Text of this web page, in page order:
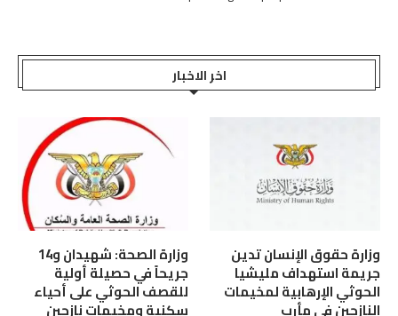
اخر الاخبار
وزارة حقوق الإنسان تدين
جريمة استهداف مليشيا
الحوثي الإرهابية لمخيمات
النازحين في مأرب
وزارة الصحة: شهيدان و14
جريحاً في حصيلة أولية
للقصف الحوثي على أحياء
سكنية ومخيمات نازحين